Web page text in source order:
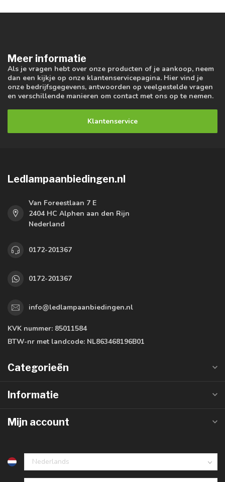
Meer informatie
Als je vragen hebt over onze producten of je aankoop, neem
dan een kijkje op onze klantenservicepagina. Hier vind je
onze bedrijfsgegevens, antwoorden op veelgestelde vragen
en verschillende manieren om contact met ons op te nemen.
Klantenservice
Ledlampaanbiedingen.nl
Van Foreestlaan 7 E
2404 HC Alphen aan den Rijn
Nederland
0172-201367
0172-201367
info@ledlampaanbiedingen.nl
KVK nummer: 85011584
BTW-nr met landcode: NL863468196B01
Categorieën
Informatie
Mijn account